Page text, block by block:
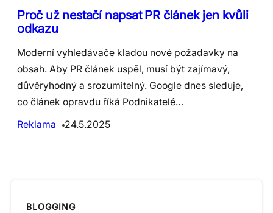
Proč už nestačí napsat PR článek jen kvůli
odkazu
Moderní vyhledávače kladou nové požadavky na
obsah. Aby PR článek uspěl, musí být zajímavý,
důvěryhodný a srozumitelný. Google dnes sleduje,
co článek opravdu říká Podnikatelé…
Reklama
24.5.2025
BLOGGING